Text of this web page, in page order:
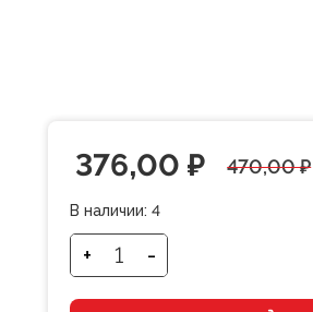
470,00₽
Первоначальная
цена
составляла
470,00 ₽.
376,00₽
Текущая
цена:
376,00 ₽.
В наличии:4
+
Количество
-